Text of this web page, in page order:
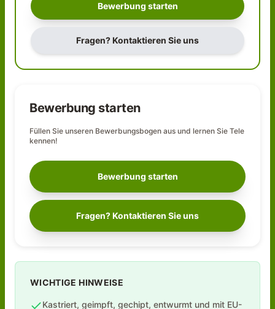
Bewerbung starten
Fragen? Kontaktieren Sie uns
Bewerbung starten
Füllen Sie unseren Bewerbungsbogen aus und lernen Sie Tele
kennen!
Bewerbung starten
Fragen? Kontaktieren Sie uns
WICHTIGE HINWEISE
Kastriert, geimpft, gechipt, entwurmt und mit EU-